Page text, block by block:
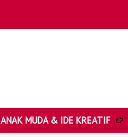
ANAK MUDA & IDE KREATIF